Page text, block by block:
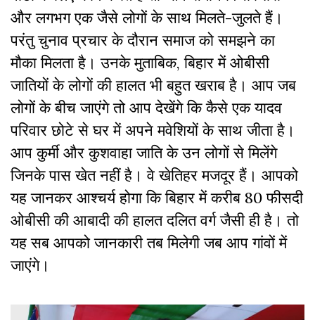
और लगभग एक जैसे लोगों के साथ मिलते-जुलते हैं।
परंतु चुनाव प्रचार के दौरान समाज को समझने का
मौका मिलता है। उनके मुताबिक, बिहार में ओबीसी
जातियों के लोगों की हालत भी बहुत खराब है। आप जब
लोगों के बीच जाएंगे तो आप देखेंगे कि कैसे एक यादव
परिवार छोटे से घर में अपने मवेशियों के साथ जीता है।
आप कुर्मी और कुशवाहा जाति के उन लोगों से मिलेंगे
जिनके पास खेत नहीं है। वे खेतिहर मजदूर हैं। आपको
यह जानकर आश्चर्य होगा कि बिहार में करीब 80 फीसदी
ओबीसी की आबादी की हालत दलित वर्ग जैसी ही है। तो
यह सब आपको जानकारी तब मिलेगी जब आप गांवों में
जाएंगे।